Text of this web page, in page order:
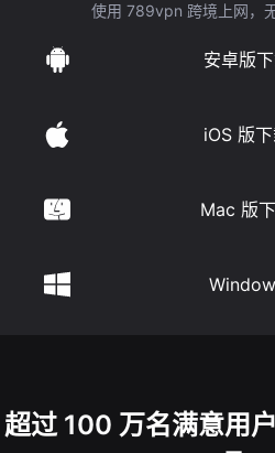
使用 789vpn 跨境上网，
安卓版
iOS 版
Mac 版
超过 100 万名满意用